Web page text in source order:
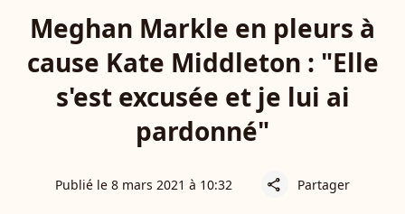
Meghan Markle en pleurs à
cause Kate Middleton : "Elle
s'est excusée et je lui ai
pardonné"
Publié le 8 mars 2021 à 10:32 share Partager